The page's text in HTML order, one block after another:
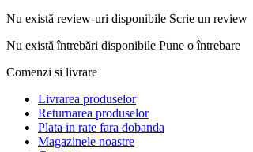
Nu există review-uri disponibile Scrie un review
Nu există întrebări disponibile Pune o întrebare
Comenzi si livrare
Livrarea produselor
Returnarea produselor
Plata in rate fara dobanda
Magazinele noastre